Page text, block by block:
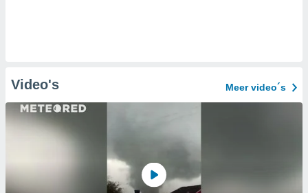
Video's Meer video´s